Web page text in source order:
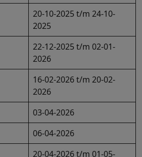
20-10-2025 t/m 24-10-
2025
22-12-2025 t/m 02-01-
2026
16-02-2026 t/m 20-02-
2026
03-04-2026
06-04-2026
20-04-2026 t/m 01-05-